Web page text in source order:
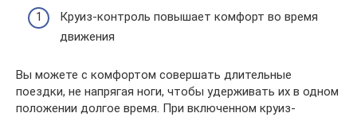
Круиз-контроль повышает комфорт во время
движения
Вы можете с комфортом совершать длительные
поездки, не напрягая ноги, чтобы удерживать их в одном
положении долгое время. При включенном круиз-